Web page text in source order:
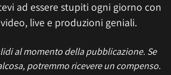
ad essere stupiti ogni giorno con
live e produzioni geniali.
al momento della pubblicazione. Se
potremmo ricevere un compenso.